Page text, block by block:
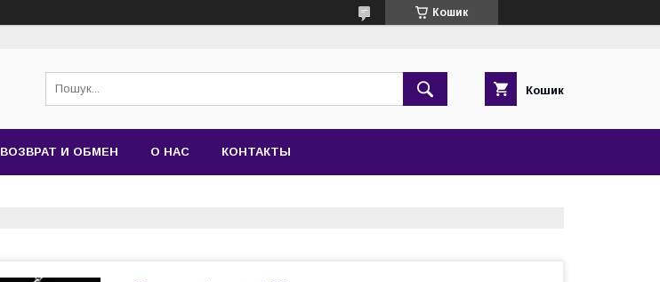
Кошик
Кошик
ВОЗВРАТ И ОБМЕН О НАС КОНТАКТЫ